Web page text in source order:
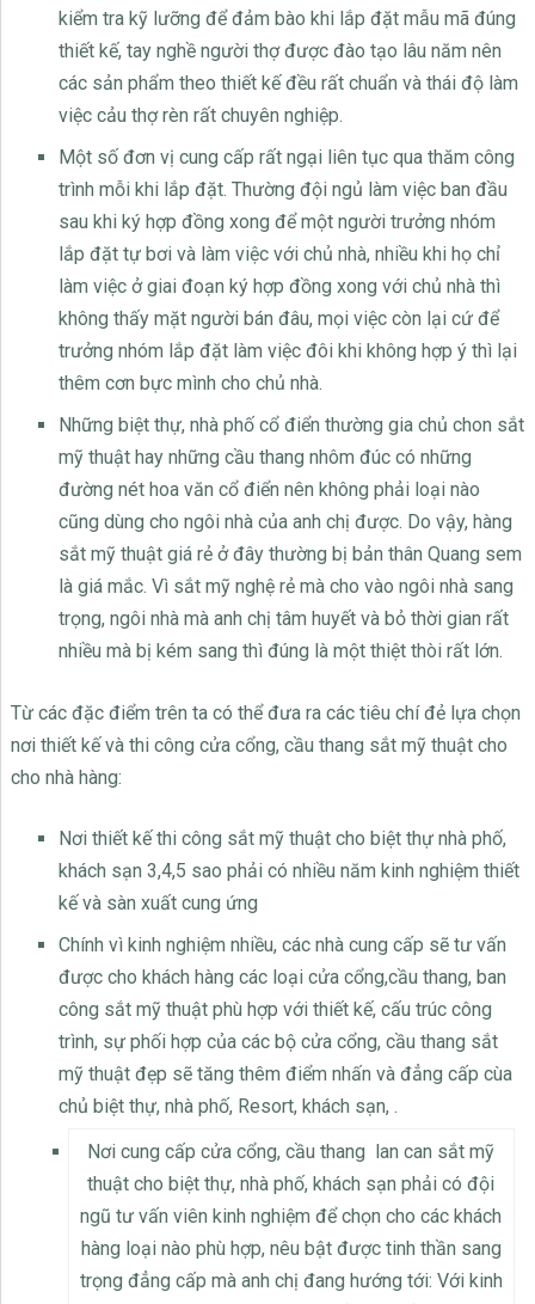
kiểm tra kỹ lưỡng để đảm bào khi lắp đặt mẫu mã đúng
thiết kế, tay nghề người thợ được đào tạo lâu năm nên
các sản phẩm theo thiết kế đều rất chuẩn và thái độ làm
việc cảu thợ rèn rất chuyên nghiệp.
Một số đơn vị cung cấp rất ngại liên tục qua thăm công
trình mỗi khi lắp đặt. Thường đội ngủ làm việc ban đầu
sau khi ký hợp đồng xong để một người trưởng nhóm
lắp đặt tự bơi và làm việc với chủ nhà, nhiều khi họ chỉ
làm việc ở giai đoạn ký hợp đồng xong với chủ nhà thì
không thấy mặt người bán đâu, mọi việc còn lại cứ để
trưởng nhóm lắp đặt làm việc đôi khi không hợp ý thì lại
thêm cơn bực mình cho chủ nhà.
Những biệt thự, nhà phố cổ điển thường gia chủ chon sắt
mỹ thuật hay những cầu thang nhôm đúc có những
đường nét hoa văn cổ điển nên không phải loại nào
cũng dùng cho ngôi nhà của anh chị được. Do vậy, hàng
sắt mỹ thuật giá rẻ ở đây thường bị bản thân Quang sem
là giá mắc. Vì sắt mỹ nghệ rẻ mà cho vào ngôi nhà sang
trọng, ngôi nhà mà anh chị tâm huyết và bỏ thời gian rất
nhiều mà bị kém sang thì đúng là một thiệt thòi rất lớn.
Từ các đặc điểm trên ta có thể đưa ra các tiêu chí đẻ lựa chọn
nơi thiết kế và thi công cửa cổng, cầu thang sắt mỹ thuật cho
cho nhà hàng:
Nơi thiết kế thi công sắt mỹ thuật cho biệt thự nhà phố,
khách sạn 3,4,5 sao phải có nhiều năm kinh nghiệm thiết
kế và sàn xuất cung ứng
Chính vì kinh nghiệm nhiều, các nhà cung cấp sẽ tư vấn
được cho khách hàng các loại cửa cổng,cầu thang, ban
công sắt mỹ thuật phù hợp với thiết kế, cấu trúc công
trình, sự phối hợp của các bộ cửa cổng, cầu thang sắt
mỹ thuật đẹp sẽ tăng thêm điểm nhấn và đẳng cấp cùa
chủ biệt thự, nhà phố, Resort, khách sạn, .
Nơi cung cấp cửa cổng, cầu thang lan can sắt mỹ
thuật cho biệt thự, nhà phố, khách sạn phải có đội
ngũ tư vấn viên kinh nghiệm để chọn cho các khách
hàng loại nào phù hợp, nêu bật được tinh thần sang
trọng đẳng cấp mà anh chị đang hướng tới: Với kinh